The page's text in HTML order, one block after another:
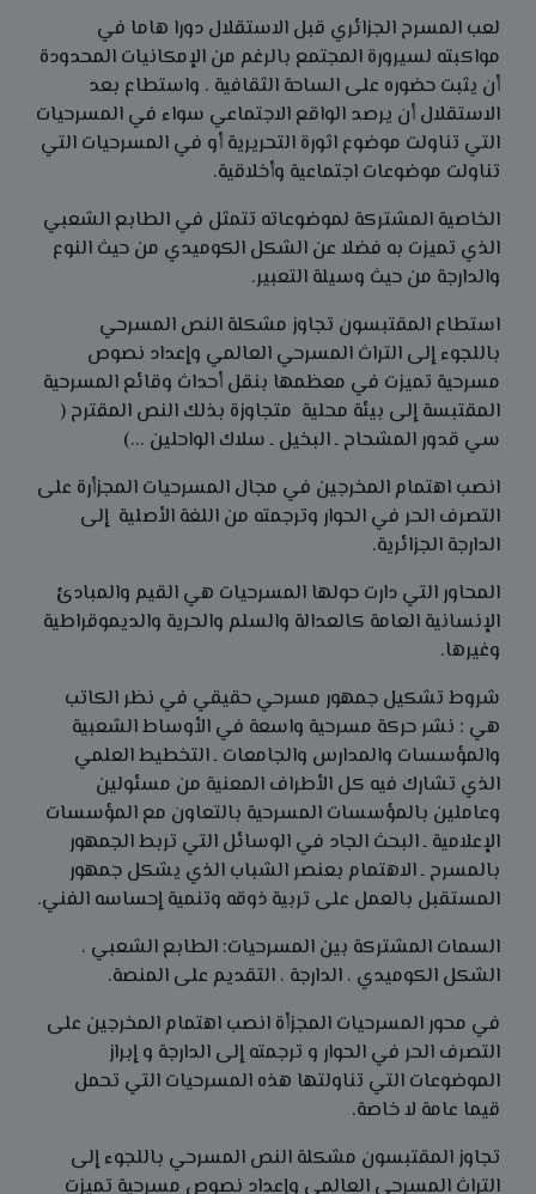
لعب المسرح الجزائري قبل الاستقلال دورا هاما في
مواكبته لسيرورة المجتمع بالرغم من الإمكانيات المحدودة
أن يثبت حضوره على الساحة الثقافية . واستطاع بعد
الاستقلال أن يرصد الواقع الاجتماعي سواء في المسرحيات
التي تناولت موضوع اثورة التحريرية أو في المسرحيات التي
تناولت موضوعات اجتماعية وأخلاقية.
الخاصية المشتركة لموضوعاته تتمثل في الطابع الشعبي
الذي تميزت به فضلا عن الشكل الكوميدي من حيث النوع
والدارجة من حيث وسيلة التعبير.
استطاع المقتبسون تجاوز مشكلة النص المسرحي
باللجوء إلى التراث المسرحي العالمي وإعداد نصوص
مسرحية تميزت في معظمها بنقل أحداث وقائع المسرحية
المقتبسة إلى بيئة محلية متجاوزة بذلك النص المقترح (
سي قدور المشحاح ـ البخيل ـ سلاك الواحلين ...)
انصب اهتمام المخرجين في مجال المسرحيات المجزأرة على
التصرف الحر في الحوار وترجمته من اللغة الأصلية إلى
الدارجة الجزائرية.
المحاور التي دارت حولها المسرحيات هي القيم والمبادئ
الإنسانية العامة كالعدالة والسلم والحرية والديموقراطية
وغيرها.
شروط تشكيل جمهور مسرحي حقيقي في نظر الكاتب
هي : نشر حركة مسرحية واسعة في الأوساط الشعبية
والمؤسسات والمدارس والجامعات ـ التخطيط العلمي
الذي تشارك فيه كل الأطراف المعنية من مسئولين
وعاملين بالمؤسسات المسرحية بالتعاون مع المؤسسات
الإعلامية ـ البحث الجاد في الوسائل التي تربط الجمهور
بالمسرح ـ الاهتمام بعنصر الشباب الذي يشكل جمهور
المستقبل بالعمل على تربية ذوقه وتنمية إحساسه الفني.
السمات المشتركة بين المسرحيات: الطابع الشعبي ،
الشكل الكوميدي ، الدارجة ، التقديم على المنصة.
في محور المسرحيات المجزأة انصب اهتمام المخرجين على
التصرف الحر في الحوار و ترجمته إلى الدارجة و إبراز
الموضوعات التي تناولتها هذه المسرحيات التي تحمل
قيما عامة لا خاصة.
تجاوز المقتبسون مشكلة النص المسرحي باللجوء إلى
التراث المسرحي العالمي وإعداد نصوص مسرحية تميزت